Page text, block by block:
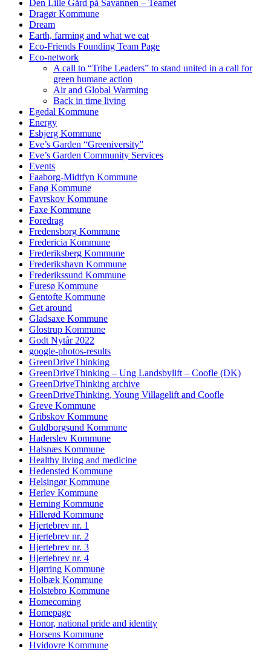
Den Lille Gård på Savannen – Teamet
Dragør Kommune
Dream
Earth, farming and what we eat
Eco-Friends Founding Team Page
Eco-network
A call to “Tribe Leaders” to stand united in a call for
green humane action
Air and Global Warming
Back in time living
Egedal Kommune
Energy
Esbjerg Kommune
Eve’s Garden “Greeniversity”
Eve’s Garden Community Services
Events
Faaborg-Midtfyn Kommune
Fanø Kommune
Favrskov Kommune
Faxe Kommune
Foredrag
Fredensborg Kommune
Fredericia Kommune
Frederiksberg Kommune
Frederikshavn Kommune
Frederikssund Kommune
Furesø Kommune
Gentofte Kommune
Get around
Gladsaxe Kommune
Glostrup Kommune
Godt Nytår 2022
google-photos-results
GreenDriveThinking
GreenDriveThinking – Ung Landsbylift – Coofle (DK)
GreenDriveThinking archive
GreenDriveThinking, Young Villagelift and Coofle
Greve Kommune
Gribskov Kommune
Guldborgsund Kommune
Haderslev Kommune
Halsnæs Kommune
Healthy living and medicine
Hedensted Kommune
Helsingør Kommune
Herlev Kommune
Herning Kommune
Hillerød Kommune
Hjertebrev nr. 1
Hjertebrev nr. 2
Hjertebrev nr. 3
Hjertebrev nr. 4
Hjørring Kommune
Holbæk Kommune
Holstebro Kommune
Homecoming
Homepage
Honor, national pride and identity
Horsens Kommune
Hvidovre Kommune